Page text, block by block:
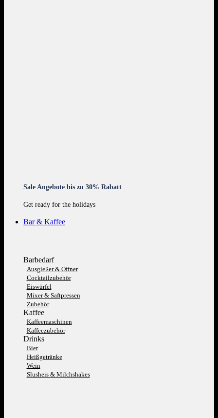
Sale Angebote bis zu 30% Rabatt
Get ready for the holidays
Bar & Kaffee
Barbedarf
Ausgießer & Öffner
Cocktailzubehör
Eiswürfel
Mixer & Saftpressen
Zubehör
Kaffee
Kaffeemaschinen
Kaffeezubehör
Drinks
Bier
Heißgetränke
Wein
Slusheis & Milchshakes